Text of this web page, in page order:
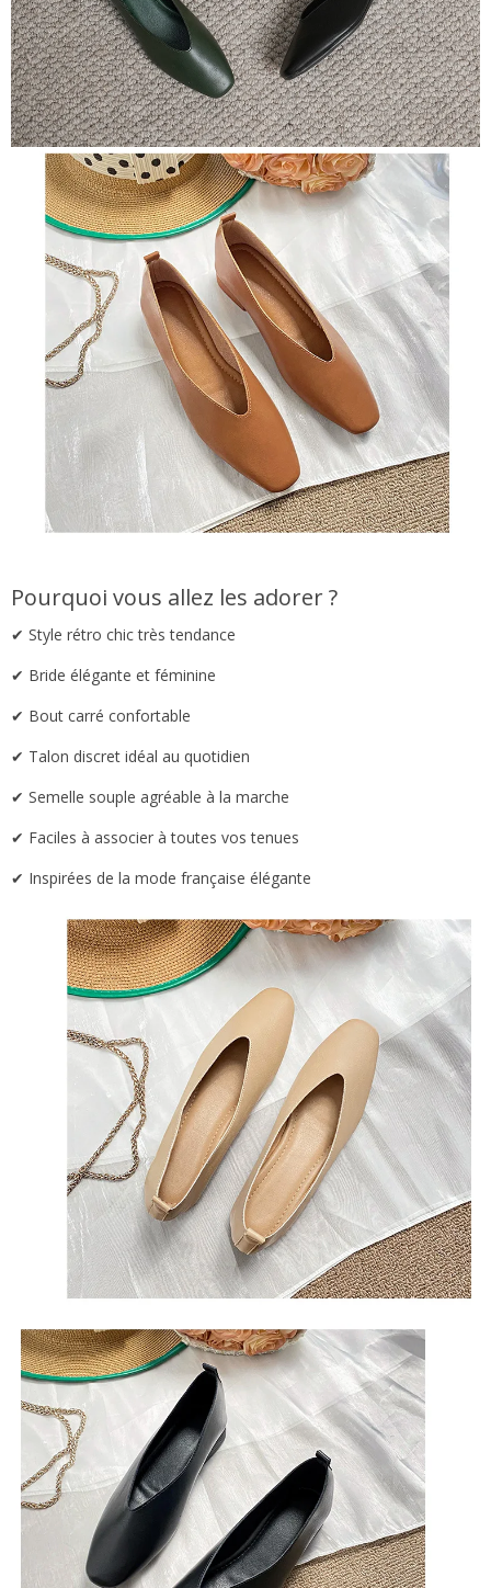
Pourquoi vous allez les adorer ?
✔ Style rétro chic très tendance
✔ Bride élégante et féminine
✔ Bout carré confortable
✔ Talon discret idéal au quotidien
✔ Semelle souple agréable à la marche
✔ Faciles à associer à toutes vos tenues
✔ Inspirées de la mode française élégante